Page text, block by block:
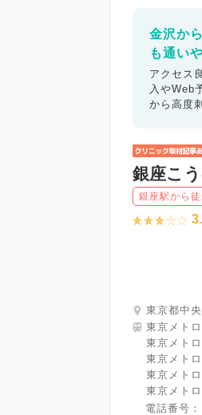
金沢か
も通い
アクセス
入やWeb
から高度
銀座こ
銀座駅から
東京都中
東京メト
東京メト
東京メト
東京メト
東京メト
電話番号：